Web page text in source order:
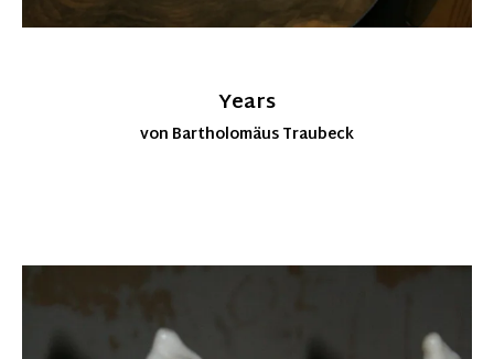
Years
von Bartholomäus Traubeck